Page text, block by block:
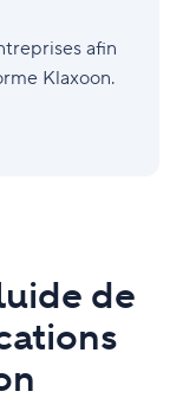
afin
Klaxoon.
de